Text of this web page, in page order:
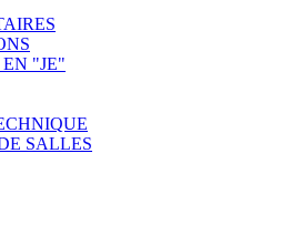
"JE"
SALLES